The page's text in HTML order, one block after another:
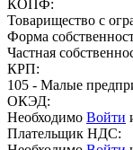
КОПФ:
Товарищество с
Форма
Частная
КРП:
105 - Малые
ОКЭД:
Необходимо Войти
Плательщик НДС: